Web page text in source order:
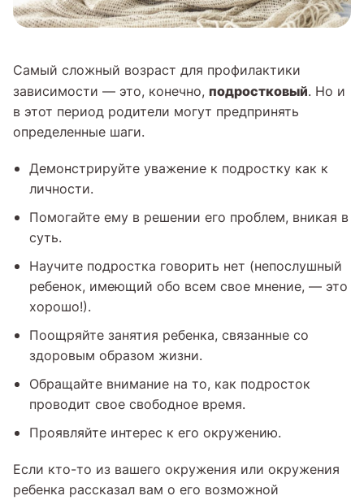
Самый сложный возраст для профилактики
зависимости — это, конечно, подростковый. Но и
в этот период родители могут предпринять
определенные шаги.
Демонстрируйте уважение к подростку как к
личности.
Помогайте ему в решении его проблем, вникая в
суть.
Научите подростка говорить нет (непослушный
ребенок, имеющий обо всем свое мнение, — это
хорошо!).
Поощряйте занятия ребенка, связанные со
здоровым образом жизни.
Обращайте внимание на то, как подросток
проводит свое свободное время.
Проявляйте интерес к его окружению.
Если кто-то из вашего окружения или окружения
ребенка рассказал вам о его возможной